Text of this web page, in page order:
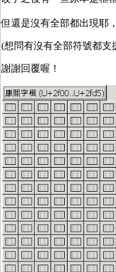
但還是沒有全部都出現耶
(想問有沒有全部符號都支
謝謝回覆喔！